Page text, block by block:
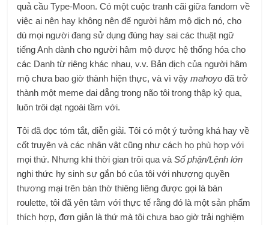
quả cầu Type-Moon. Có một cuộc tranh cãi giữa fandom về
việc ai nên hay không nên để người hâm mộ dịch nó, cho
dù mọi người đang sử dụng đúng hay sai các thuật ngữ
tiếng Anh dành cho người hâm mộ được hệ thống hóa cho
các Danh từ riêng khác nhau, v.v. Bản dịch của người hâm
mộ chưa bao giờ thành hiện thực, và vì vậymahoyo đã trở
thành một meme dai dẳng trong não tôi trong thập kỷ qua,
luôn trôi dạt ngoài tầm với.
Tôi đã đọc tóm tắt, diễn giải. Tôi có một ý tưởng khá hay về
cốt truyện và các nhân vật cũng như cách họ phù hợp với
mọi thứ. Nhưng khi thời gian trôi qua vàSố phận/Lệnh lớn
nghi thức hy sinh sự gắn bó của tôi với nhượng quyền
thương mại trên bàn thờ thiêng liêng được gọi là bàn
roulette, tôi đã yên tâm với thực tế rằng đó là một sản phẩm
thích hợp, đơn giản là thứ mà tôi chưa bao giờ trải nghiệm